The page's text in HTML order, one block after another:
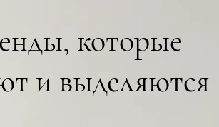
которые
и выделяются